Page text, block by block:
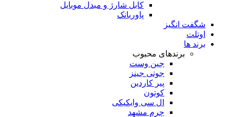
کابل شارژ و مبدل موبایل
پاوربانک
شگفت انگیز
اوتلت
برند ها
برندهای محبوب
جین وست
جوتی جینز
پیر کاردین
کوتون
ال سی وایکیکی
چرم مشهد